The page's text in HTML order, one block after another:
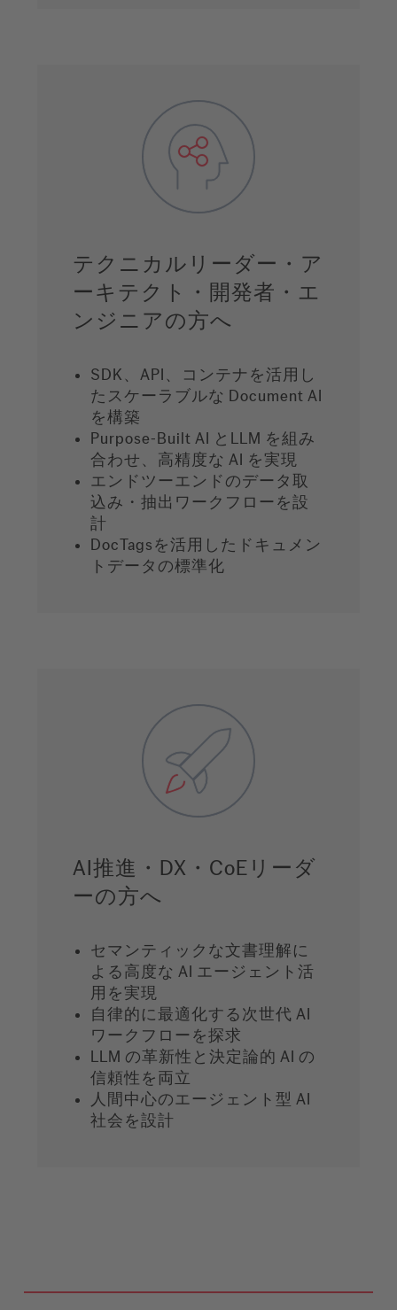
テクニカルリーダー・ア
ーキテクト・開発者・エ
ンジニアの方へ
SDK、API、コンテナを活用し
たスケーラブルな Document AI
を構築
Purpose-Built AI とLLM を組み
合わせ、高精度な AI を実現
エンドツーエンドのデータ取
込み・抽出ワークフローを設
計
DocTagsを活用したドキュメン
トデータの標準化
AI推進・DX・CoEリーダ
ーの方へ
セマンティックな文書理解に
よる高度な AI エージェント活
用を実現
自律的に最適化する次世代 AI
ワークフローを探求
LLM の革新性と決定論的 AI の
信頼性を両立
人間中心のエージェント型 AI
社会を設計